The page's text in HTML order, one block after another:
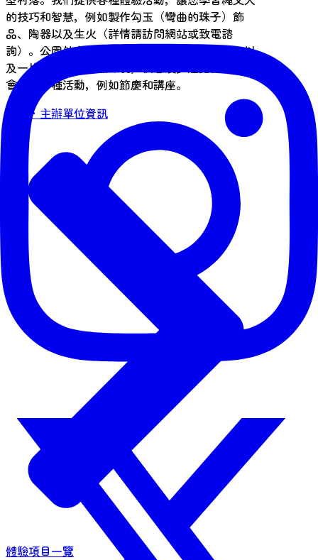
的技巧和智慧，例如製作勾玉（彎曲的珠子）飾
品、陶器以及生火（詳情請訪問網站或致電諮
詢）。公園外有繩文時代的仿製半地穴式房屋，以
及一片修復後的自然環境，供您漫步遊覽。全年還
會舉辦各種活動，例如節慶和講座。
洽詢・主辦單位資訊
體驗項目一覽